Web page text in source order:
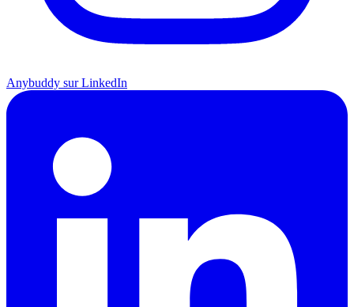
Anybuddy sur LinkedIn